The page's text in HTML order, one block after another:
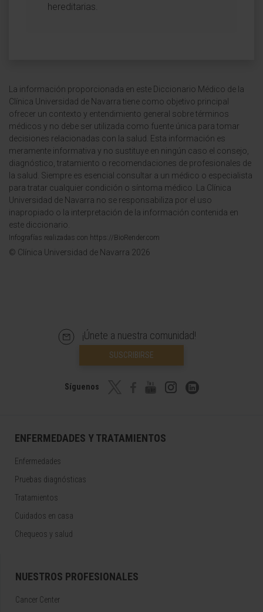
hereditarias.
La información proporcionada en este Diccionario Médico de la
Clínica Universidad de Navarra tiene como objetivo principal
ofrecer un contexto y entendimiento general sobre términos
médicos y no debe ser utilizada como fuente única para tomar
decisiones relacionadas con la salud. Esta información es
meramente informativa y no sustituye en ningún caso el consejo,
diagnóstico, tratamiento o recomendaciones de profesionales de
la salud. Siempre es esencial consultar a un médico o especialista
para tratar cualquier condición o síntoma médico. La Clínica
Universidad de Navarra no se responsabiliza por el uso
inapropiado o la interpretación de la información contenida en
este diccionario.
Infografías realizadas con https://BioRender.com
© Clínica Universidad de Navarra 2026
¡Únete a nuestra comunidad!
SUSCRIBIRSE
Síguenos
ENFERMEDADES Y TRATAMIENTOS
Enfermedades
Pruebas diagnósticas
Tratamientos
Cuidados en casa
Chequeos y salud
NUESTROS PROFESIONALES
Cancer Center